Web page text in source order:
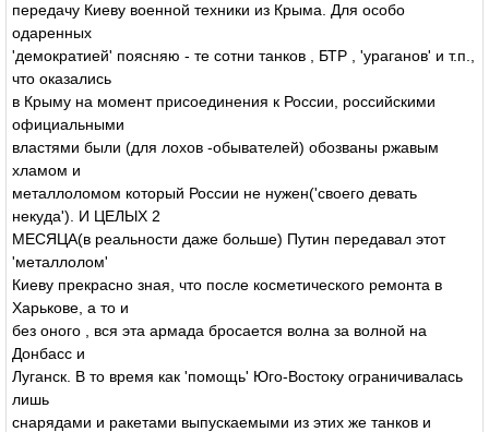
передачу Киеву военной техники из Крыма. Для особо
одаренных
'демократией' поясняю - те сотни танков , БТР , 'ураганов' и т.п.,
что оказались
в Крыму на момент присоединения к России, российскими
официальными
властями были (для лохов -обывателей) обозваны ржавым
хламом и
металлоломом который России не нужен('своего девать
некуда'). И ЦЕЛЫХ 2
МЕСЯЦА(в реальности даже больше) Путин передавал этот
'металлолом'
Киеву прекрасно зная, что после косметического ремонта в
Харькове, а то и
без оного , вся эта армада бросается волна за волной на
Донбасс и
Луганск. В то время как 'помощь' Юго-Востоку ограничивалась
лишь
снарядами и ракетами выпускаемыми из этих же танков и